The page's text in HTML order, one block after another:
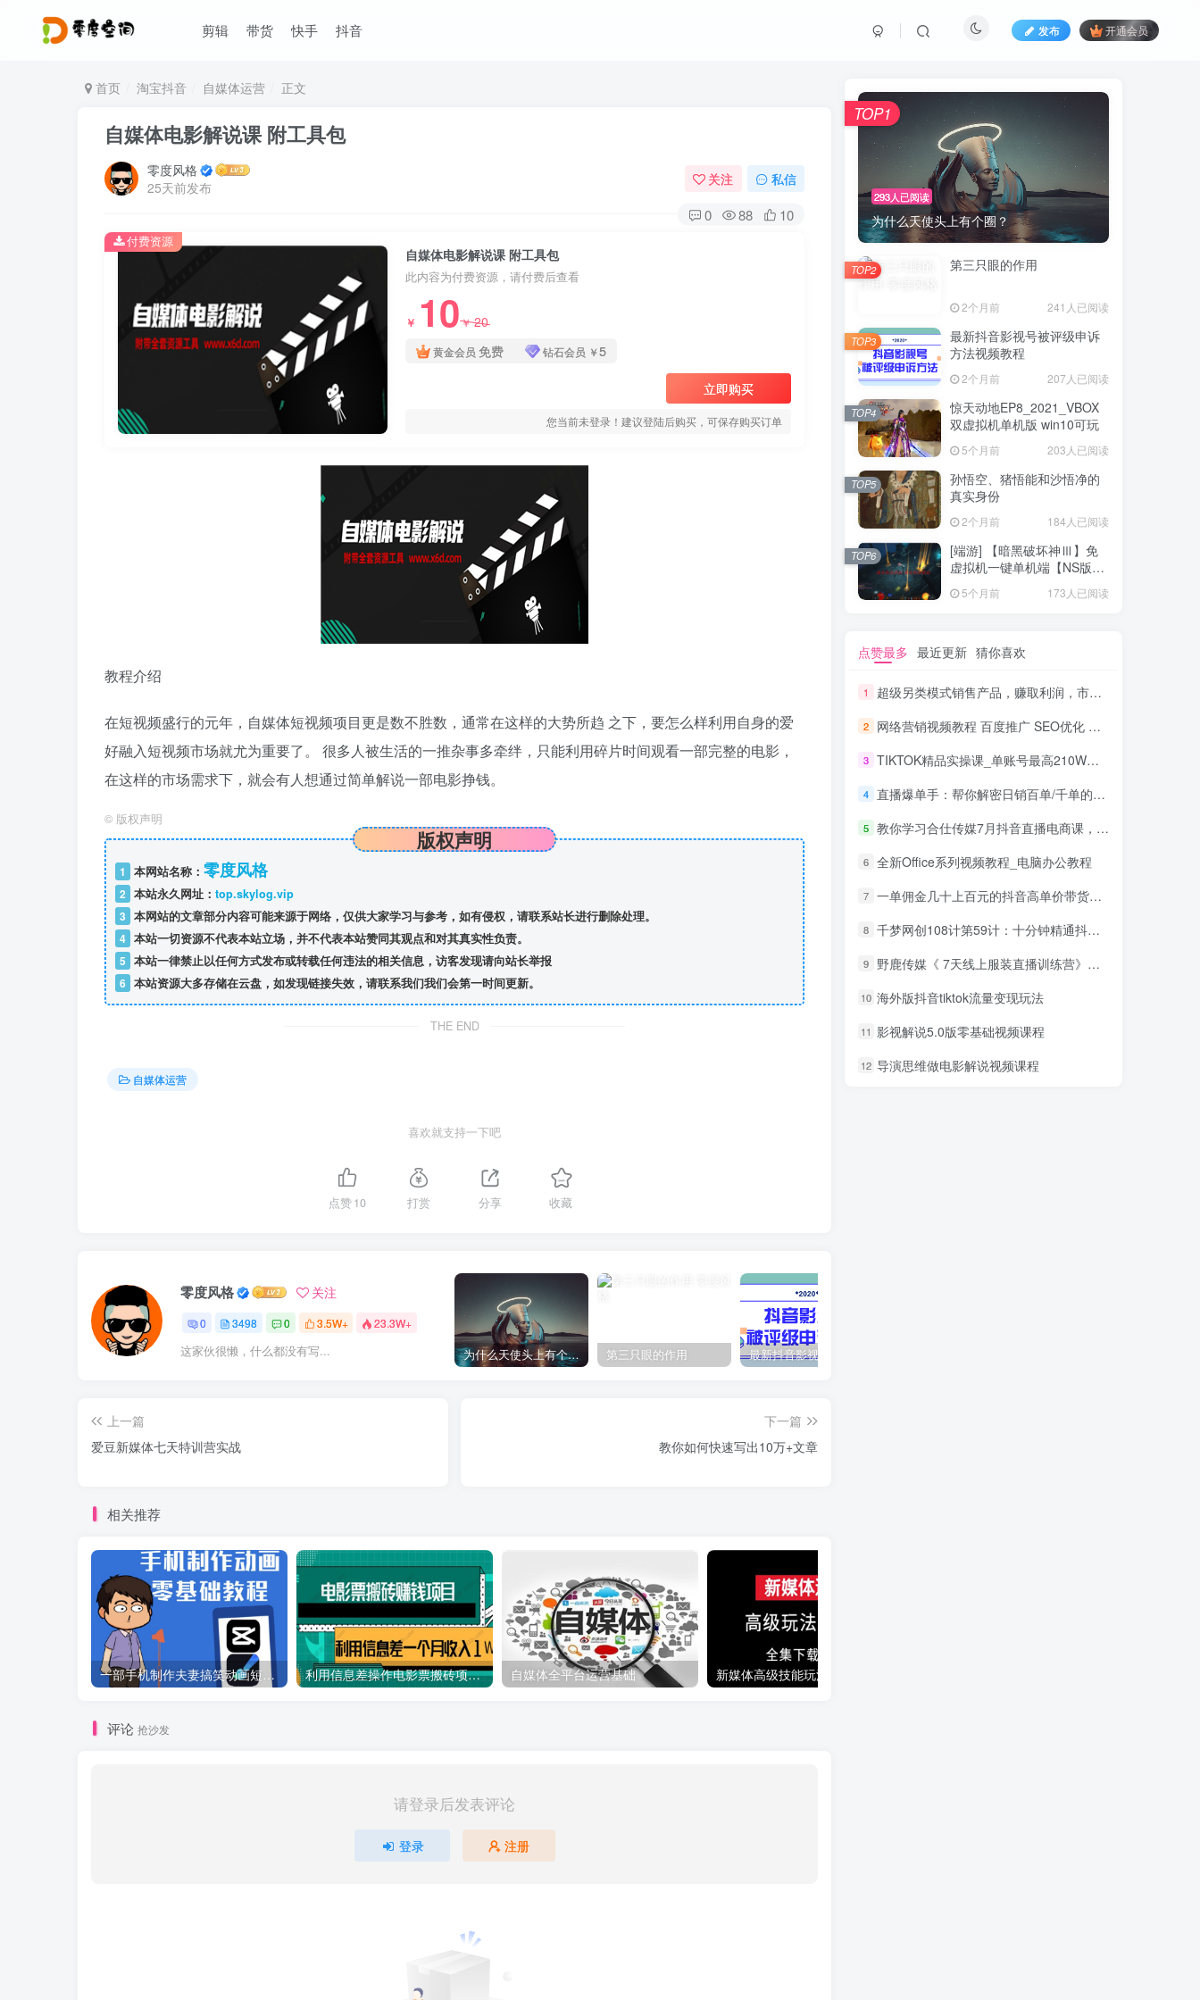
剪辑 带货 快手 抖音 发布 开通会员
首页 淘宝抖音 自媒体运营 正文
自媒体电影解说课 附工具包
零度风格
25天前发布
关注 私信
0 88 10
自媒体电影解说课 附工具包
此内容为付费资源，请付费后查看
￥ 10￥20
黄金会员 免费 钻石会员 ￥5
立即购买
您当前未登录！建议登陆后购买，可保存购买订单
付费资源
教程介绍
在短视频盛行的元年，自媒体短视频项目更是数不胜数，通常在这样的大势所趋 之下，要怎么样利用自身的爱
好融入短视频市场就尤为重要了。 很多人被生活的一推杂事多牵绊，只能利用碎片时间观看一部完整的电影，
在这样的市场需求下，就会有人想通过简单解说一部电影挣钱。
© 版权声明
版权声明
1 本网站名称： 零度风格
2 本站永久网址： top.skylog.vip
3 本网站的文章部分内容可能来源于网络，仅供大家学习与参考，如有侵权，请联系站长进行删除处理。
4 本站一切资源不代表本站立场，并不代表本站赞同其观点和对其真实性负责。
5 本站一律禁止以任何方式发布或转载任何违法的相关信息，访客发现请向站长举报
6 本站资源大多存储在云盘，如发现链接失效，请联系我们我们会第一时间更新。
THE END
自媒体运营
喜欢就支持一下吧
点赞10 打赏 分享 收藏
零度风格 关注
0 3498 0 3.5W+ 23.3W+
这家伙很懒，什么都没有写... 为什么天使头上有个圈？ 第三只眼的作用
上一篇
爱豆新媒体七天特训营实战
下一篇
教你如何快速写出10万+文章
相关推荐
一部手机制作夫妻搞笑动画短视频教程，零基础也能快速上手 利用信息差操作电影票搬砖项目 有流量即可轻松月赚1W+ 自媒体全平台运营基础 新媒体高级技能玩法
评论 抢沙发
请登录后发表评论
登录 注册
293人已阅读
为什么天使头上有个圈？
TOP1
第三只眼的作用
2个月前 241人已阅读
TOP2
最新抖音影视号被评级申诉
方法视频教程
2个月前 207人已阅读
TOP3
惊天动地EP8_2021_VBOX
双虚拟机单机版 win10可玩
5个月前 203人已阅读
TOP4
孙悟空、猪悟能和沙悟净的
真实身份
2个月前 184人已阅读
TOP5
[端游] 【暗黑破坏神Ⅲ】免
虚拟机一键单机端【NS版
5个月前 173人已阅读
TOP6
点赞最多 最近更新 猜你喜欢
1 超级另类模式销售产品，赚取利润，市场火爆，日赚100-300+_网赚教程
2 网络营销视频教程 百度推广 SEO优化 全套课程视频_网络营销教程
3 TIKTOK精品实操课_单账号最高210W粉丝
4 直播爆单手：帮你解密日销百单/千单的爆品、爆单秘籍
5 教你学习合仕传媒7月抖音直播电商课，以实战为主解决疑难问题
6 全新Office系列视频教程_电脑办公教程
7 一单佣金几十上百元的抖音高单价带货项目，核心套路月入几十万（共3节）
8 千梦网创108计第59计：十分钟精通抖音作品封面组合教学
9 野鹿传媒《 7天线上服装直播训练营》打造爆款日出万单
10 海外版抖音tiktok流量变现玩法
11 影视解说5.0版零基础视频课程
12 导演思维做电影解说视频课程